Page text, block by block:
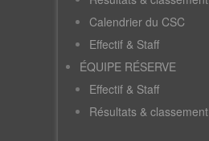
Calendrier du CSC
Effectif & Staff
ÉQUIPE RÉSERVE
Effectif & Staff
Résultats & classement